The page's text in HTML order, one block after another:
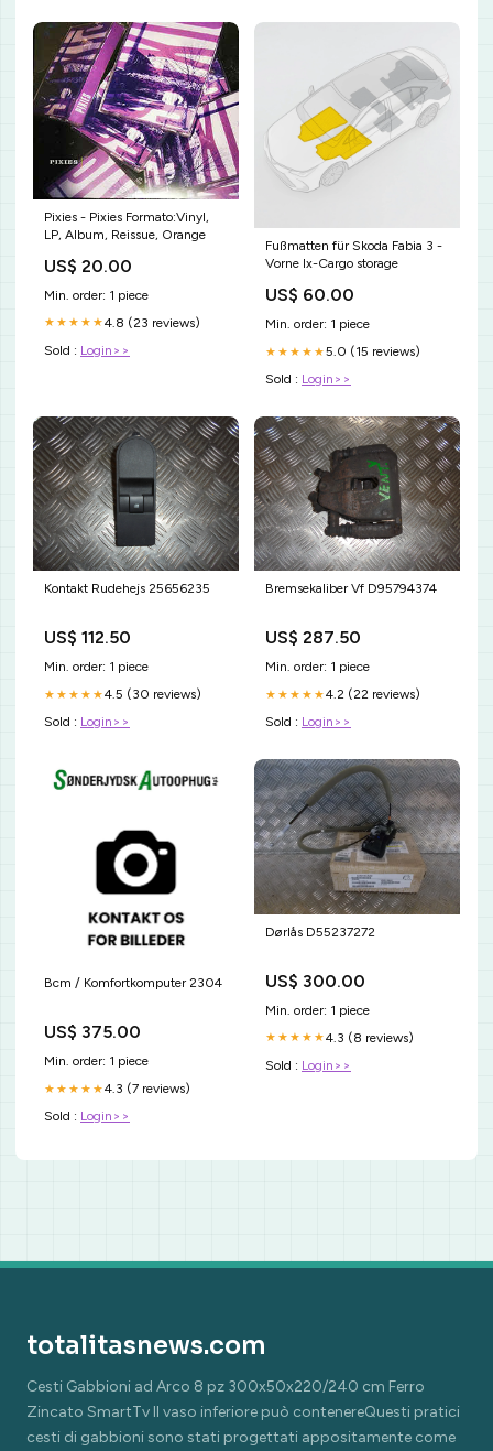
Pixies - Pixies Formato:Vinyl,
LP, Album, Reissue, Orange
US$ 20.00
Min. order: 1 piece
★★★★★4.8 (23 reviews)
Sold : Login>>
Fußmatten für Skoda Fabia 3 -
Vorne lx-Cargo storage
US$ 60.00
Min. order: 1 piece
★★★★★5.0 (15 reviews)
Sold : Login>>
Kontakt Rudehejs 25656235
US$ 112.50
Min. order: 1 piece
★★★★★4.5 (30 reviews)
Sold : Login>>
Bremsekaliber Vf D95794374
US$ 287.50
Min. order: 1 piece
★★★★★4.2 (22 reviews)
Sold : Login>>
Bcm / Komfortkomputer 2304
US$ 375.00
Min. order: 1 piece
★★★★★4.3 (7 reviews)
Sold : Login>>
Dørlås D55237272
US$ 300.00
Min. order: 1 piece
★★★★★4.3 (8 reviews)
Sold : Login>>
totalitasnews.com
Cesti Gabbioni ad Arco 8 pz 300x50x220/240 cm Ferro
Zincato SmartTv Il vaso inferiore può contenereQuesti pratici
cesti di gabbioni sono stati progettati appositamente come